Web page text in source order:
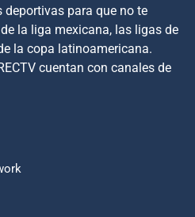
deportivas para que no te
la liga mexicana, las ligas de
la copa latinoamericana.
cuentan con canales de